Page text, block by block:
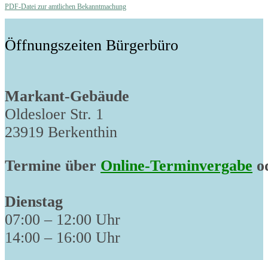
PDF-Datei zur amtlichen Bekanntmachung
Öffnungszeiten Bürgerbüro
Markant-Gebäude
Oldesloer Str. 1
23919 Berkenthin
Termine über Online-Terminvergabe
Dienstag
07:00 – 12:00 Uhr
14:00 – 16:00 Uhr